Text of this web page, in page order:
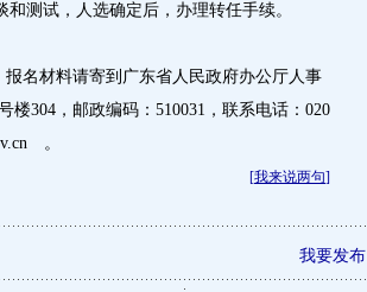
测试，人选确定后，办理转任手续。
名材料请寄到广东省人民政府办公厅人事
楼304，邮政编码：510031，联系电话：020
。
[我来说两句]
我要发布